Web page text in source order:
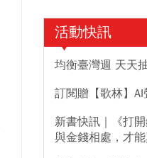
活動快訊
均衡臺灣週 天天
訂閱贈【歌林】
新書快訊｜《打
與金錢相處，才